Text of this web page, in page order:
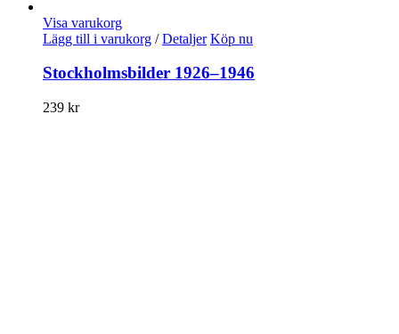
Visa varukorg
Lägg till i varukorg / Detaljer Köp nu
Stockholmsbilder 1926–1946
239 kr